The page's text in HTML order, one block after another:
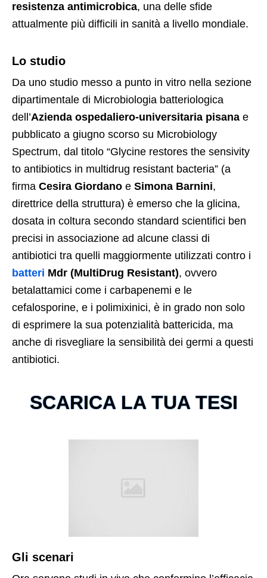
resistenza antimicrobica, una delle sfide
attualmente più difficili in sanità a livello mondiale.
Lo studio
Da uno studio messo a punto in vitro nella sezione
dipartimentale di Microbiologia batteriologica
dell’Azienda ospedaliero-universitaria pisana e
pubblicato a giugno scorso su Microbiology
Spectrum, dal titolo “Glycine restores the sensivity
to antibiotics in multidrug resistant bacteria” (a
firma Cesira Giordano e Simona Barnini,
direttrice della struttura) è emerso che la glicina,
dosata in coltura secondo standard scientifici ben
precisi in associazione ad alcune classi di
antibiotici tra quelli maggiormente utilizzati contro i
batteri Mdr (MultiDrug Resistant), ovvero
betalattamici come i carbapenemi e le
cefalosporine, e i polimixinici, è in grado non solo
di esprimere la sua potenzialità battericida, ma
anche di risvegliare la sensibilità dei germi a questi
antibiotici.
SCARICA LA TUA TESI
Gli scenari